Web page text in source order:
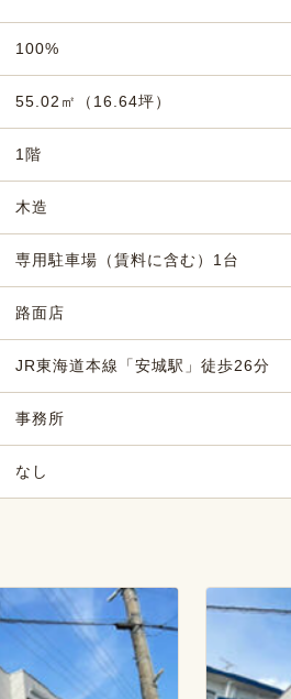
100%
55.02㎡（16.64坪）
1階
木造
専用駐車場（賃料に含む）1台
路面店
JR東海道本線「安城駅」徒歩26分
事務所
なし